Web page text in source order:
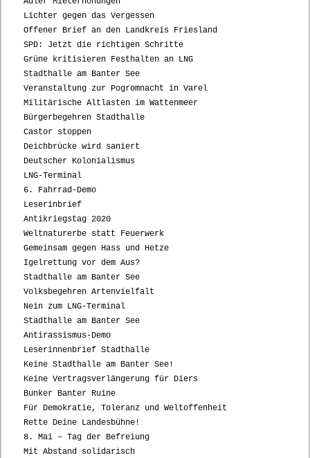
Lichter gegen das Vergessen
Offener Brief an den Landkreis Friesland
SPD: Jetzt die richtigen Schritte
Grüne kritisieren Festhalten an LNG
Stadthalle am Banter See
Veranstaltung zur Pogromnacht in Varel
Militärische Altlasten im Wattenmeer
Bürgerbegehren Stadthalle
Castor stoppen
Deichbrücke wird saniert
Deutscher Kolonialismus
LNG-Terminal
6. Fahrrad-Demo
Leserinbrief
Antikriegstag 2020
Weltnaturerbe statt Feuerwerk
Gemeinsam gegen Hass und Hetze
Igelrettung vor dem Aus?
Stadthalle am Banter See
Volksbegehren Artenvielfalt
Nein zum LNG-Terminal
Stadthalle am Banter See
Antirassismus-Demo
Leserinnenbrief Stadthalle
Keine Stadthalle am Banter See!
Keine Vertragsverlängerung für Diers
Bunker Banter Ruine
Für Demokratie, Toleranz und Weltoffenheit
Rette Deine Landesbühne!
8. Mai – Tag der Befreiung
Mit Abstand solidarisch